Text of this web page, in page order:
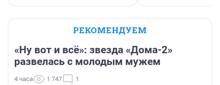
РЕКОМЕНДУЕМ
«Ну вот и всё»: звезда «Дома-2»
развелась с молодым мужем
4 часа 1 747 1